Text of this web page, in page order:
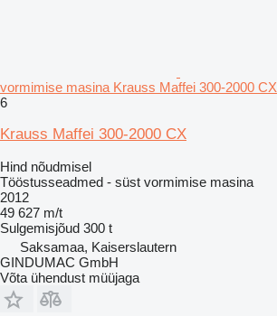
vormimise masina Krauss Maffei 300-2000 CX
6
Krauss Maffei 300-2000 CX
Hind nõudmisel
Tööstusseadmed - süst vormimise masina
2012
49 627 m/t
Sulgemisjõud 300 t
Saksamaa, Kaiserslautern
GINDUMAC GmbH
Võta ühendust müüjaga